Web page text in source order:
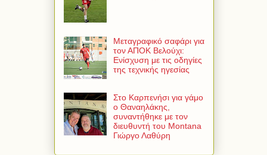
Μεταγραφικό σαφάρι για
τον ΑΠΟΚ Βελούχι:
Ενίσχυση με τις οδηγίες
της τεχνικής ηγεσίας
Στο Καρπενήσι για γάμο
ο Θαναηλάκης,
συναντήθηκε με τον
διευθυντή του Montana
Γιώργο Λαθύρη